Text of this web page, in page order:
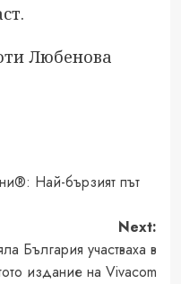
Любенова
Най-бързият път
Next:
България участваха в
издание на Vivacom